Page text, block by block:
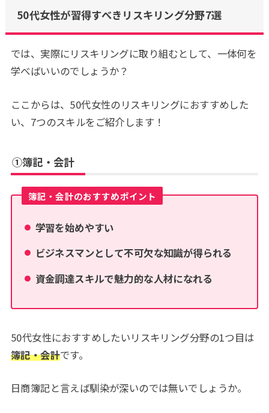
50代女性が習得すべきリスキリング分野7選
では、実際にリスキリングに取り組むとして、一体何を
学べばいいのでしょうか？
ここからは、50代女性のリスキリングにおすすめした
い、7つのスキルをご紹介します！
①簿記・会計
簿記・会計のおすすめポイント
学習を始めやすい
ビジネスマンとして不可欠な知識が得られる
資金調達スキルで魅力的な人材になれる
50代女性におすすめしたいリスキリング分野の1つ目は
簿記・会計です。
日商簿記と言えば馴染が深いのでは無いでしょうか。